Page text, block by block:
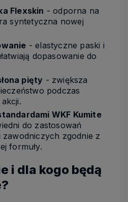
Flexskin - odporna na
syntetyczna nowej
- elastyczne paski i
dopasowanie do
pięty - zwiększa
podczas
WKF Kumite
do zastosowań
zgodnie z
formuły.
i dla kogo będą